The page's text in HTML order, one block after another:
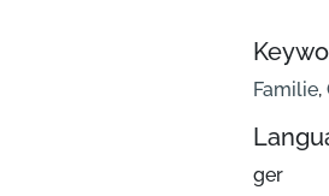
Familie,
ger